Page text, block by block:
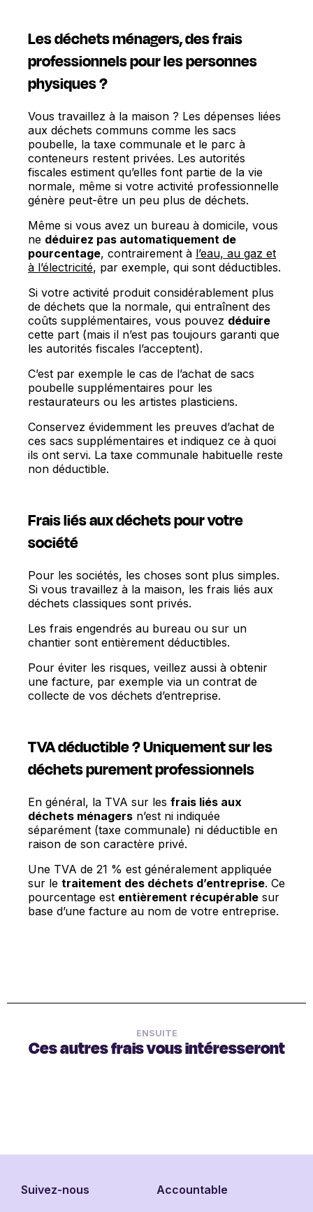
Les déchets ménagers, des frais
professionnels pour les personnes
physiques ?
Vous travaillez à la maison ? Les dépenses liées
aux déchets communs comme les sacs
poubelle, la taxe communale et le parc à
conteneurs restent privées. Les autorités
fiscales estiment qu’elles font partie de la vie
normale, même si votre activité professionnelle
génère peut-être un peu plus de déchets.
Même si vous avez un bureau à domicile, vous
ne déduirez pas automatiquement de
pourcentage, contrairement à l’eau, au gaz et
à l’électricité, par exemple, qui sont déductibles.
Si votre activité produit considérablement plus
de déchets que la normale, qui entraînent des
coûts supplémentaires, vous pouvez déduire
cette part (mais il n’est pas toujours garanti que
les autorités fiscales l’acceptent).
C’est par exemple le cas de l’achat de sacs
poubelle supplémentaires pour les
restaurateurs ou les artistes plasticiens.
Conservez évidemment les preuves d’achat de
ces sacs supplémentaires et indiquez ce à quoi
ils ont servi. La taxe communale habituelle reste
non déductible.
Frais liés aux déchets pour votre
société
Pour les sociétés, les choses sont plus simples.
Si vous travaillez à la maison, les frais liés aux
déchets classiques sont privés.
Les frais engendrés au bureau ou sur un
chantier sont entièrement déductibles.
Pour éviter les risques, veillez aussi à obtenir
une facture, par exemple via un contrat de
collecte de vos déchets d’entreprise.
TVA déductible ? Uniquement sur les
déchets purement professionnels
En général, la TVA sur les frais liés aux
déchets ménagers n’est ni indiquée
séparément (taxe communale) ni déductible en
raison de son caractère privé.
Une TVA de 21 % est généralement appliquée
sur le traitement des déchets d’entreprise. Ce
pourcentage est entièrement récupérable sur
base d’une facture au nom de votre entreprise.
ENSUITE
Ces autres frais vous intéresseront
Suivez-nous
Accountable